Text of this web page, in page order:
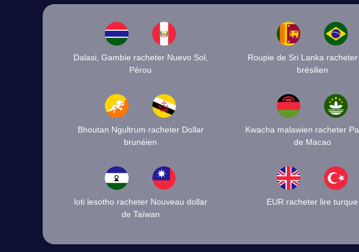
Dalasi, Gambie racheter Nuevo Sol,
Pérou
Roupie de Sri Lanka
brésilien
Bhoutan Ngultrum racheter Dollar
brunéien
Kwacha malawien racheter
de Macao
loti lesotho racheter Nouveau dollar
de Taïwan
EUR racheter lire turque